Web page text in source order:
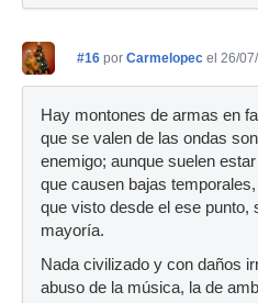
#16 por Carmelopec el 26/
Hay montones de armas en
que se valen de las ondas
enemigo; aunque suelen
que causen bajas
que visto desde el ese punto,
mayoría.
Nada civilizado y con daños
abuso de la música, la de